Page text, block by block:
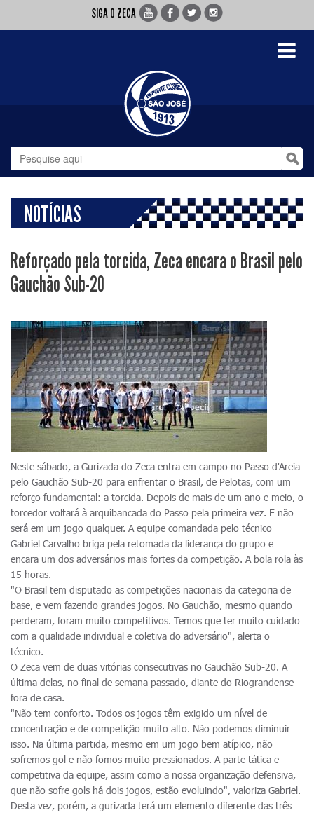
SIGA O ZECA
Toggle
NOTÍCIAS
Reforçado pela torcida, Zeca encara o Brasil pelo
Gauchão Sub-20
Neste sábado, a Gurizada do Zeca entra em campo no Passo d'Areia
pelo Gauchão Sub-20 para enfrentar o Brasil, de Pelotas, com um
reforço fundamental: a torcida. Depois de mais de um ano e meio, o
torcedor voltará à arquibancada do Passo pela primeira vez. E não
será em um jogo qualquer. A equipe comandada pelo técnico
Gabriel Carvalho briga pela retomada da liderança do grupo e
encara um dos adversários mais fortes da competição. A bola rola às
15 horas.
"O Brasil tem disputado as competições nacionais da categoria de
base, e vem fazendo grandes jogos. No Gauchão, mesmo quando
perderam, foram muito competitivos. Temos que ter muito cuidado
com a qualidade individual e coletiva do adversário", alerta o
técnico.
O Zeca vem de duas vitórias consecutivas no Gauchão Sub-20. A
última delas, no final de semana passado, diante do Riograndense
fora de casa.
"Não tem conforto. Todos os jogos têm exigido um nível de
concentração e de competição muito alto. Não podemos diminuir
isso. Na última partida, mesmo em um jogo bem atípico, não
sofremos gol e não fomos muito pressionados. A parte tática e
competitiva da equipe, assim como a nossa organização defensiva,
que não sofre gols há dois jogos, estão evoluindo", valoriza Gabriel.
Desta vez, porém, a gurizada terá um elemento diferente das três